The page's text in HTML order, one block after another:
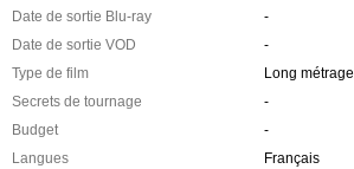
Date de sortie Blu-ray
-
Date de sortie VOD
-
Type de film
Long métrage
Secrets de tournage
-
Budget
-
Langues
Français